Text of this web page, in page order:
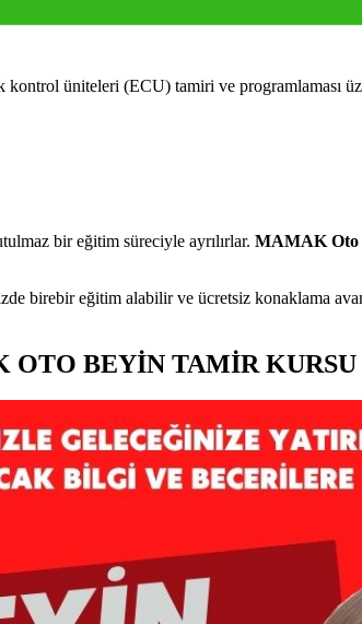
üniteleri (ECU) tamiri ve programlaması
bir eğitim süreciyle ayrılırlar. MAMAK Oto
birebir eğitim alabilir ve ücretsiz konaklama
OTO BEYİN TAMİR KURSU